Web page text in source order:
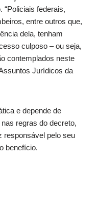
“Policiais federais,
entre outros que,
dela, tenham
culposo – ou seja,
contemplados neste
Jurídicos da
e depende de
regras do decreto,
responsável pelo seu
benefício.